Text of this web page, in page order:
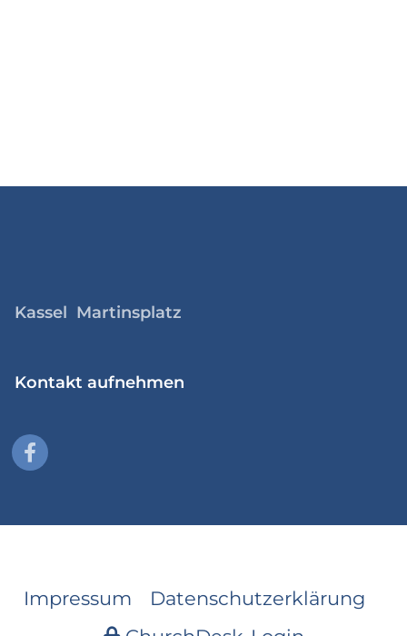
Kassel Martinsplatz
Kontakt aufnehmen
Impressum
Datenschutzerklärung